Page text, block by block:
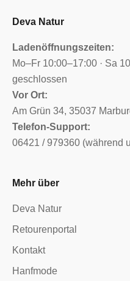
Deva Natur
Ladenöffnungszeiten:
Mo–Fr 10:00–17:00 · Sa
geschlossen
Vor Ort:
Am Grün 34, 35037
Telefon-Support:
06421 / 979360 (während
Mehr über
Deva Natur
Retourenportal
Kontakt
Hanfmode